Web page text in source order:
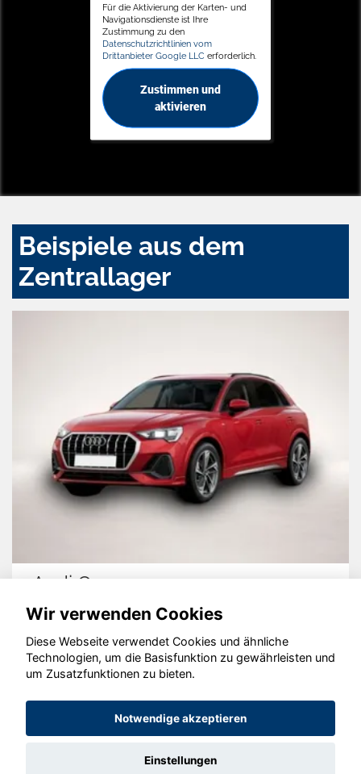
Für die Aktivierung der Karten- und
Navigationsdienste ist Ihre
Zustimmung zu den
Datenschutzrichtlinien vom
Drittanbieter Google LLC erforderlich.
Zustimmen und
aktivieren
Beispiele aus dem
Zentrallager
Audi Q3
© konjunkturmotor.de GmbH 2020 - 2026
Wir verwenden Cookies
Diese Webseite verwendet Cookies und ähnliche
Technologien, um die Basisfunktion zu gewährleisten und
um Zusatzfunktionen zu bieten.
Notwendige akzeptieren
Einstellungen